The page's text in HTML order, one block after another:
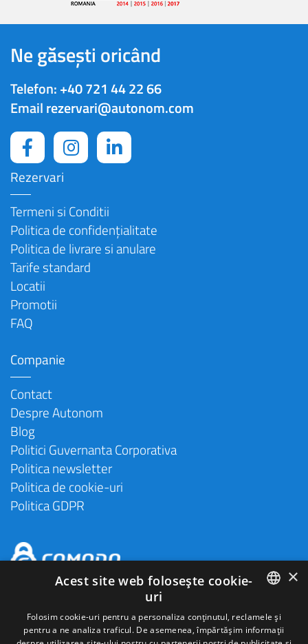
Ne găsești oricând
Telefon:+40 721 44 22 66
Emailrezervari@autonom.com
Rezervari
Termeni si Conditii
Politica de confidențialitate
Politica de livrare si anulare
Tarife standard
Locatii
Promotii
FAQ
Companie
Contact
Despre Autonom
Blog
Politici Guvernanta Corporativa
Politica newsletter
Politica de cookie-uri
Politica GDPR
ROMANIAN
×
Acest site web folosește cookie-
uri
Folosim cookie-uri pentru a personaliza conținutul, reclamele și
pentru a ne analiza traficul. De asemenea, împărtășim informații